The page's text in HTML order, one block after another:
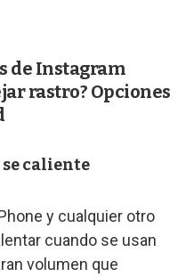
de Instagram
rastro? Opciones
caliente
y cualquier otro
cuando se usan
volumen que